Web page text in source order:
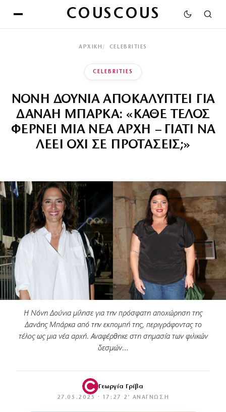
COUSCOUS
ΑΡΧΙΚΉ CELEBRITIES
CELEBRITIES
ΝΟΝΗ ΔΟΥΝΙΑ ΑΠΟΚΑΛΥΠΤΕΙ ΓΙΑ
ΔΑΝΑΗ ΜΠΑΡΚΑ: «ΚΑΘΕ ΤΕΛΟΣ
ΦΕΡΝΕΙ ΜΙΑ ΝΕΑ ΑΡΧΗ – ΓΙΑΤΙ ΝΑ
ΛΕΕΙ ΟΧΙ ΣΕ ΠΡΟΤΑΣΕΙΣ;»
Η Νόνη Δούνια μίλησε για την πρόσφατη αποχώρηση της
Δανάης Μπάρκα από την εκπομπή της, περιγράφοντας το
τέλος ως μια νέα αρχή. Αναφέρθηκε στη σημασία των φιλικών
δεσμών…
Γεωργία Γρίβα
27.05.2025 · 17:27 · 2′ ΑΝΆΓΝΩΣΗ